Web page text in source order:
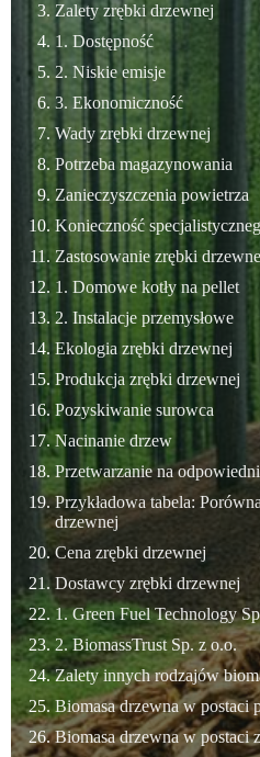
Zalety zrębki drzewnej
1. Dostępność
2. Niskie emisje
3. Ekonomiczność
Wady zrębki drzewnej
Potrzeba magazynowania
Zanieczyszczenia powietrza
Konieczność
Zastosowanie zrębki
1. Domowe kotły na pellet
2. Instalacje przemysłowe
Ekologia zrębki drzewnej
Produkcja zrębki drzewnej
Pozyskiwanie surowca
Nacinanie drzew
Przetwarzanie na
Przykładowa tabela:
drzewnej
Cena zrębki drzewnej
Dostawcy zrębki drzewnej
1. Green Fuel Technology
2. BiomassTrust Sp. z o.o.
Zalety innych rodzajów
Biomasa drzewna w postaci
Biomasa drzewna w postaci